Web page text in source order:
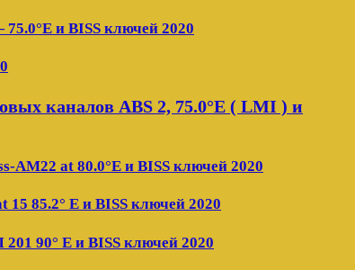
и BISS ключей 2020
каналов ABS 2, 75.0°E ( LMI ) и
AM22 at 80.0°E и BISS ключей 2020
85.2° E и BISS ключей 2020
90° E и BISS ключей 2020